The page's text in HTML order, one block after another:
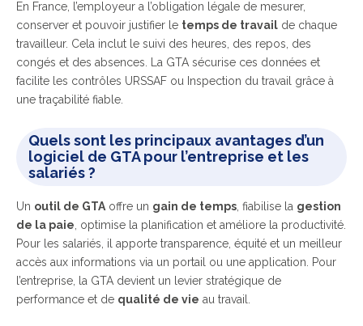
En France, l’employeur a l’obligation légale de mesurer,
conserver et pouvoir justifier le temps de travail de chaque
travailleur. Cela inclut le suivi des heures, des repos, des
congés et des absences. La GTA sécurise ces données et
facilite les contrôles URSSAF ou Inspection du travail grâce à
une traçabilité fiable.
Quels sont les principaux avantages d’un
logiciel de GTA pour l’entreprise et les
salariés ?
Un outil de GTA offre un gain de temps , fiabilise la gestion
de la paie , optimise la planification et améliore la productivité.
Pour les salariés, il apporte transparence, équité et un meilleur
accès aux informations via un portail ou une application. Pour
l’entreprise, la GTA devient un levier stratégique de
performance et de qualité de vie au travail.